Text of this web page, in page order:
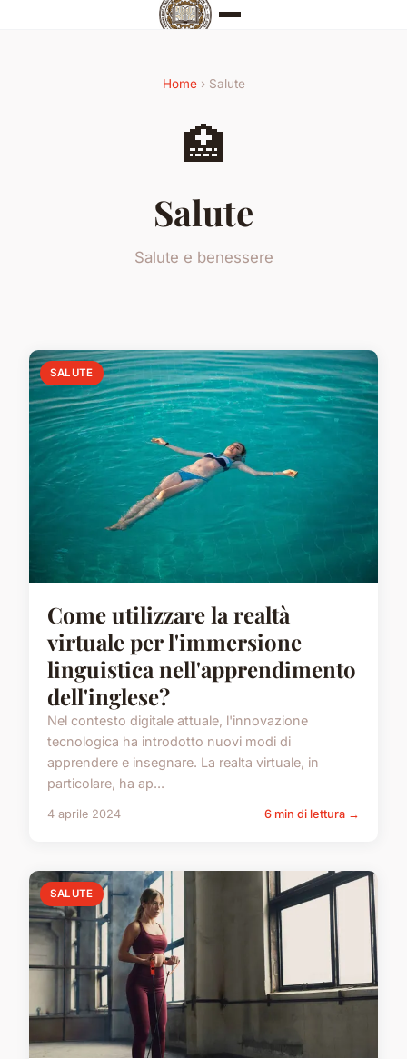
Home› Salute
🏥
Salute
Salute e benessere
SALUTE
Come utilizzare la realtà
virtuale per l'immersione
linguistica nell'apprendimento
dell'inglese?
Nel contesto digitale attuale, l'innovazione
tecnologica ha introdotto nuovi modi di
apprendere e insegnare. La realta virtuale, in
particolare, ha ap...
4 aprile 2024 6 min di lettura →
SALUTE